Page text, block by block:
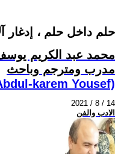
حلم داخل حلم ، إدغار
محمد عبد الكريم
مدرب ومترجم وباحث
karem Yousef)
2021 / 8 / 14
الادب والفن